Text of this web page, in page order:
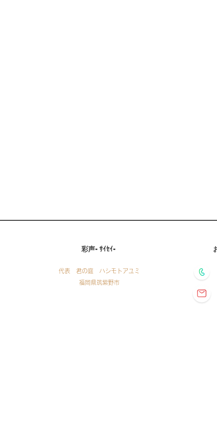
彩声​-ｻｲｾｲ-
代表 君の庭 ハシモトアユミ
福岡県筑紫野市